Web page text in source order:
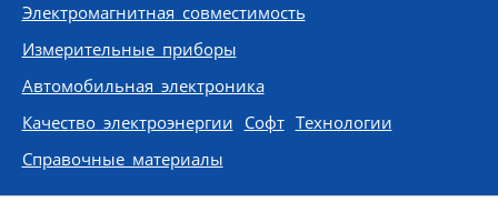
Электромагнитная совместимость
Измерительные приборы
Автомобильная электроника
Качество электроэнергии Софт Технологии
Справочные материалы